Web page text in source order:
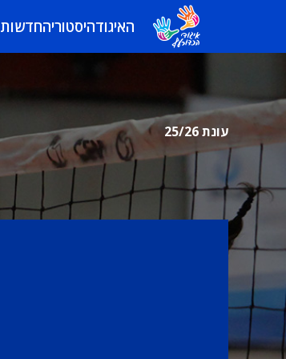
האיגודהיסטוריהחדשות
עונת 25/26